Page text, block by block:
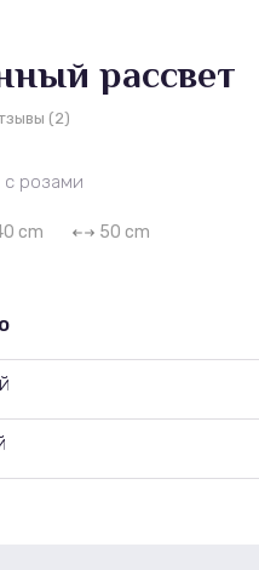
рассвет
(2)
розами
cm 50 cm